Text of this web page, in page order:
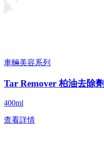
車輛美容系列
Tar Remover 柏油去除劑
400ml
查看詳情